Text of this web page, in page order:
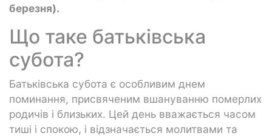
березня).
Що таке батьківська
субота?
Батьківська субота є особливим днем
поминання, присвяченим вшануванню померлих
родичів і близьких. Цей день вважається часом
тиші і спокою, і відзначається молитвами та